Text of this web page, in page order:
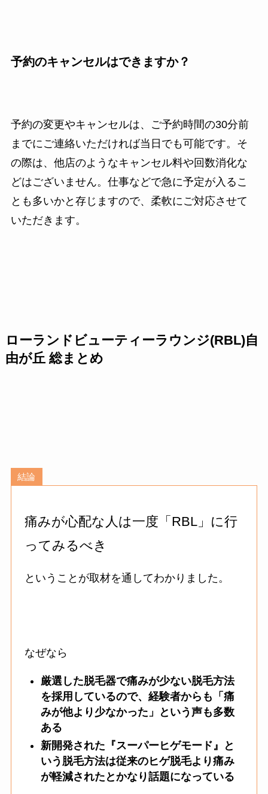
予約のキャンセルはできますか？
予約の変更やキャンセルは、ご予約時間の30分前
までにご連絡いただければ当日でも可能です。そ
の際は、他店のようなキャンセル料や回数消化な
どはございません。仕事などで急に予定が入るこ
とも多いかと存じますので、柔軟にご対応させて
いただきます。
ローランドビューティーラウンジ(RBL)自
由が丘 総まとめ
結論
痛みが心配な人は一度「RBL」に行
ってみるべき
ということが取材を通してわかりました。
なぜなら
厳選した脱毛器で痛みが少ない脱毛方法
を採用しているので、経験者からも「痛
みが他より少なかった」という声も多数
ある
新開発された『スーパーヒゲモード』と
いう脱毛方法は従来のヒゲ脱毛より痛み
が軽減されたとかなり話題になっている